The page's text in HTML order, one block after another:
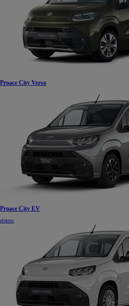
Proace City Verso
Proace City EV
elektro